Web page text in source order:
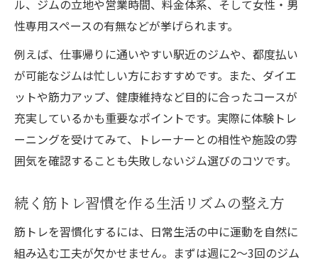
ル、ジムの立地や営業時間、料金体系、そして女性・男
性専用スペースの有無などが挙げられます。
例えば、仕事帰りに通いやすい駅近のジムや、都度払い
が可能なジムは忙しい方におすすめです。また、ダイエ
ットや筋力アップ、健康維持など目的に合ったコースが
充実しているかも重要なポイントです。実際に体験トレ
ーニングを受けてみて、トレーナーとの相性や施設の雰
囲気を確認することも失敗しないジム選びのコツです。
続く筋トレ習慣を作る生活リズムの整え方
筋トレを習慣化するには、日常生活の中に運動を自然に
組み込む工夫が欠かせません。まずは週に2～3回のジム